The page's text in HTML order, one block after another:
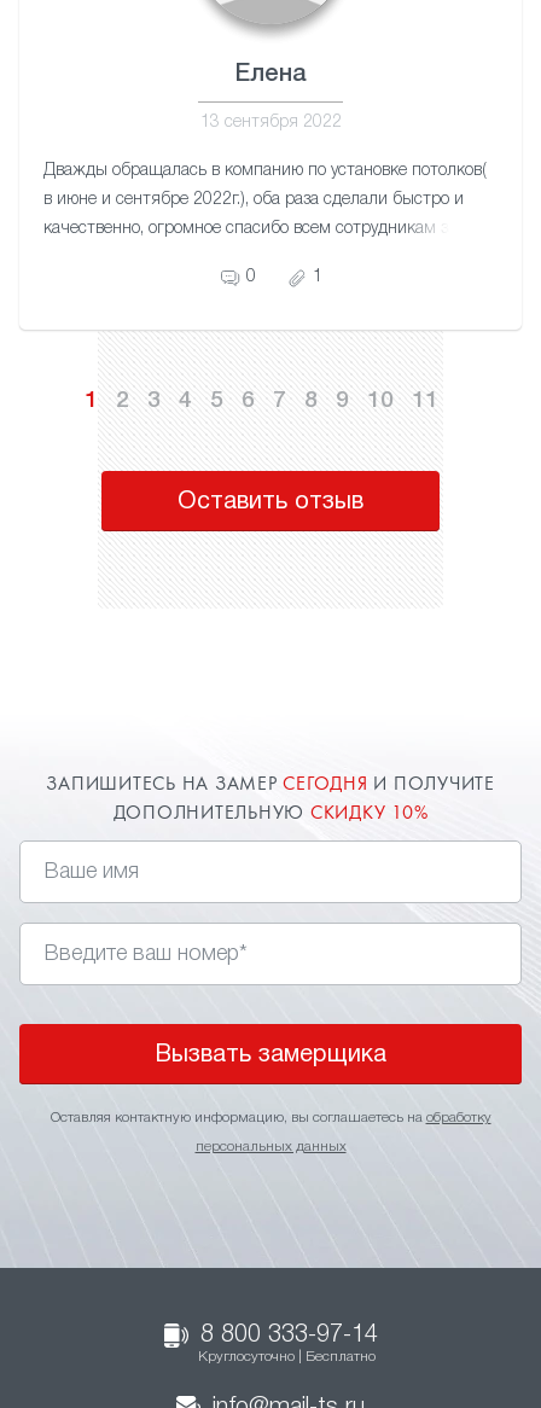
Елена
13 сентября 2022
Дважды обращалась в компанию по установке потолков(
в июне и сентябре 2022г.), оба раза сделали быстро и
качественно, огромное спасибо всем сотрудникам за
0
1
1 2 3 4 5 6 7 8 9 10 11
Оставить отзыв
ЗАПИШИТЕСЬ НА ЗАМЕРСЕГОДНЯ И ПОЛУЧИТЕ
ДОПОЛНИТЕЛЬНУЮ СКИДКУ 10%
Вызвать замерщика
Оставляя контактную информацию, вы соглашаетесь на обработку
персональных данных
8 800 333-97-14
Круглосуточно | Бесплатно